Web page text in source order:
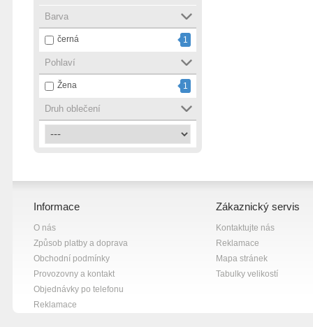
Barva
černá 1
Pohlaví
Žena 1
Druh oblečení
Informace
O nás
Způsob platby a doprava
Obchodní podmínky
Provozovny a kontakt
Objednávky po telefonu
Reklamace
Zákaznický servis
Kontaktujte nás
Reklamace
Mapa stránek
Tabulky velikostí